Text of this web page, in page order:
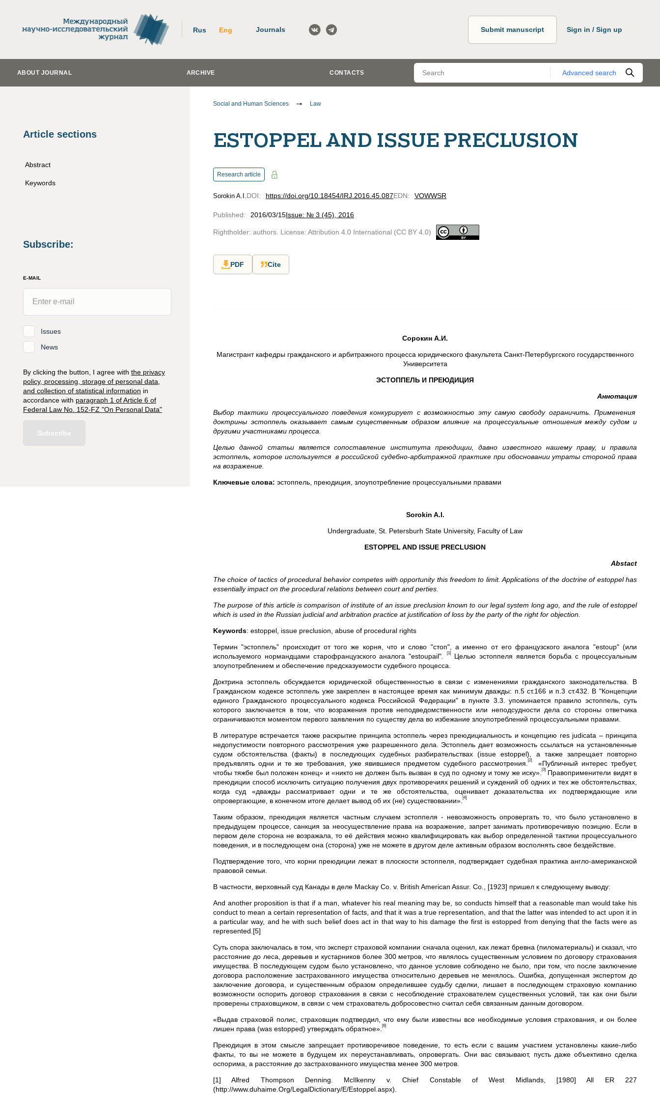
Rus Eng Journals Submit manuscript Sign in / Sign up
ABOUT JOURNAL ARCHIVE CONTACTS Advanced search
Article sections
Abstract
Keywords
Subscribe:
E-MAIL
Issues
News
By clicking the button, I agree with the privacy
policy, processing, storage of personal data,
and collection of statistical information in
accordance with paragraph 1 of Article 6 of
Federal Law No. 152-FZ "On Personal Data"
Subscribe
Social and Human Sciences Law
ESTOPPEL AND ISSUE PRECLUSION
Research article
Sorokin A.I. DOI: https://doi.org/10.18454/IRJ.2016.45.087EDN: VOWWSR
Published: 2016/03/15Issue: № 3 (45), 2016
Rightholder: authors. License: Attribution 4.0 International (CC BY 4.0)
PDF Cite
Сорокин А.И.
Магистрант кафедры гражданского и арбитражного процесса юридического факультета Санкт-Петербургского государственного
Университета
ЭСТОППЕЛЬ И ПРЕЮДИЦИЯ
Аннотация
Выбор тактики процессуального поведения конкурирует с возможностью эту самую свободу ограничить. Применения
доктрины эстоппель оказывает самым существенным образом влияние на процессуальные отношения между судом и
другими участниками процесса.
Целью данной статьи является сопоставление института преюдиции, давно известного нашему праву, и правила
эстоппель, которое используется в российской судебно-арбитражной практике при обосновании утраты стороной права
на возражение.
Ключевые слова: эстоппель, преюдиция, злоупотребление процессуальными правами
Sorokin A.I.
Undergraduate, St. Petersburh State University, Faculty of Law
ESTOPPEL AND ISSUE PRECLUSION
Abstact
The choice of tactics of procedural behavior competes with opportunity this freedom to limit. Applications of the doctrine of estoppel has
essentially impact on the procedural relations between court and perties.
The purpose of this article is comparison of institute of an issue preclusion known to our legal system long ago, and the rule of estoppel
which is used in the Russian judicial and arbitration practice at justification of loss by the party of the right for objection.
Keywords: estoppel, issue preclusion, abuse of procedural rights
Термин "эстоппель" происходит от того же корня, что и слово "стоп", а именно от его французского аналога "estoup" (или
используемого нормандцами старофранцузского аналога "estoupail".[1]
Целью эстоппеля является борьба с процессуальным
злоупотреблением и обеспечение предсказуемости судебного процесса.
Доктрина эстоппель обсуждается юридической общественностью в связи с изменениями гражданского законодательства. В
Гражданском кодексе эстоппель уже закреплен в настоящее время как минимум дважды: п.5 ст.166 и п.3 ст.432. В "Концепции
единого Гражданского процессуального кодекса Российской Федерации" в пункте 3.3. упоминается правило эстоппель, суть
которого заключается в том, что возражения против неподведомственности или неподсудности дела со стороны ответчика
ограничиваются моментом первого заявления по существу дела во избежание злоупотреблений процессуальными правами.
В литературе встречается также раскрытие принципа эстоппель через преюдициальность и концепцию res judicata – принципа
недопустимости повторного рассмотрения уже разрешенного дела. Эстоппель дает возможность ссылаться на установленные
судом обстоятельства (факты) в последующих судебных разбирательствах (issue estoppel), а также запрещает повторно
предъявлять одни и те же требования, уже явившиеся предметом судебного рассмотрения.
[2]«Публичный интерес требует,
чтобы тяжбе был положен конец» и «никто не должен быть вызван в суд по одному и тому же иску». [3]
Правоприменители видят в
преюдиции способ исключить ситуацию получения двух противоречиях решений и суждений об одних и тех же обстоятельствах,
когда суд «дважды рассматривает одни и те же обстоятельства, оценивает доказательства их подтверждающие или
опровергающие, в конечном итоге делает вывод об их (не) существовании». [4]
Таким образом, преюдиция является частным случаем эстоппеля - невозможность опровергать то, что было установлено в
предыдущем процессе, санкция за неосуществление права на возражение, запрет занимать противоречивую позицию. Если в
первом деле сторона не возражала, то её действия можно квалифицировать как выбор определенной тактики процессуального
поведения, и в последующем она (сторона) уже не можете в другом деле активным образом восполнять свое бездействие.
Подтверждение того, что корни преюдиции лежат в плоскости эстоппеля, подтверждает судебная практика англо-американской
правовой семьи.
В частности, верховный суд Канады в деле Mackay Co. v. British American Assur. Co., [1923] пришел к следующему выводу:
And another proposition is that if a man, whatever his real meaning may be, so conducts himself that a reasonable man would take his
conduct to mean a certain representation of facts, and that it was a true representation, and that the latter was intended to act upon it in
a particular way, and he with such belief does act in that way to his damage the first is estopped from denying that the facts were as
represented.[5]
Суть спора заключалась в том, что эксперт страховой компании сначала оценил, как лежат бревна (пиломатериалы) и сказал, что
расстояние до леса, деревьев и кустарников более 300 метров, что являлось существенным условием по договору страхования
имущества. В последующем судом было установлено, что данное условие соблюдено не было, при том, что после заключение
договора расположение застрахованного имущества относительно деревьев не менялось. Ошибка, допущенная экспертом до
заключение договора, и существенным образом определившее судьбу сделки, лишает в последующем страховую компанию
возможности оспорить договор страхования в связи с несоблюдение страхователем существенных условий, так как они были
проверены страховщиком, в связи с чем страхователь добросовестно считал себя связанным данным договором.
«Выдав страховой полис, страховщик подтвердил, что ему были известны все необходимые условия страхования, и он более
лишен права (was estopped) утверждать обратное». [6]
Преюдиция в этом смысле запрещает противоречивое поведение, то есть если с вашим участием установлены какие-либо
факты, то вы не можете в будущем их переустанавливать, опровергать. Они вас связывают, пусть даже объективно сделка
оспорима, а расстояние до застрахованного имущества менее 300 метров.
[1] Alfred Thompson Denning. McIlkenny v. Chief Constable of West Midlands, [1980] All ER 227
(http://www.duhaime.Org/LegalDictionary/E/Estoppel.aspx).